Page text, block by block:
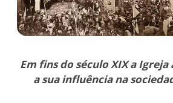
Em fins do século XIX a
a sua influência na